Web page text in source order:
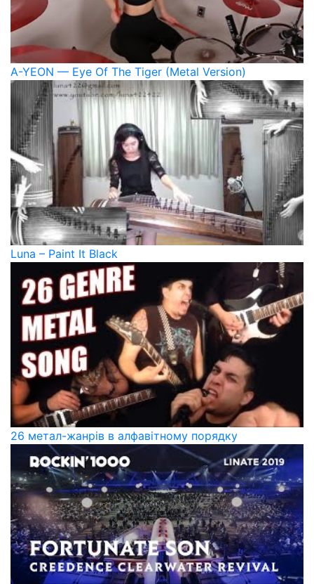
A-YEON — Eye Of The Tiger (Metal Version)
Luna – Paint It Black
26 метал-жанрів в алфавітному порядку